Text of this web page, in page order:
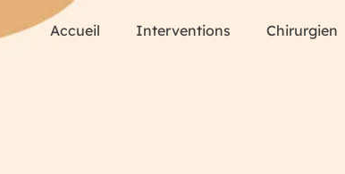
Accueil Interventions Chirurgien